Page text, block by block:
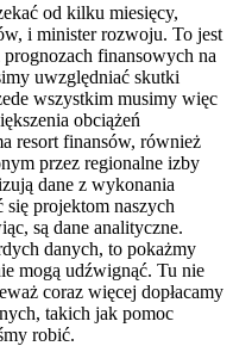
od kilku miesięcy,
i minister rozwoju. To jest
finansowych na
uwzględniać skutki
wszystkim musimy więc
obciążeń
resort finansów, również
przez regionalne izby
dane z wykonania
się projektom naszych
są dane analityczne.
danych, to pokażmy
mogą udźwignąć. Tu nie
coraz więcej dopłacamy
takich jak pomoc
robić.